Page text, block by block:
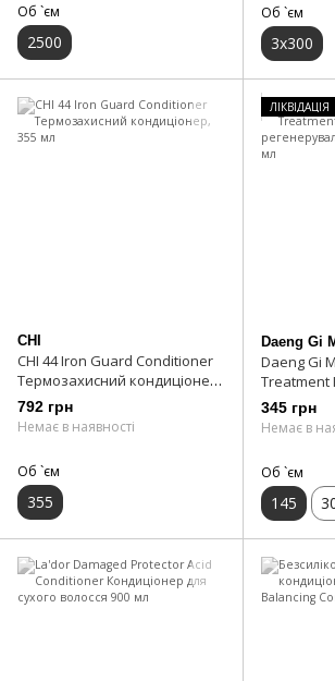
Об `єм
2500
Об `єм
3x300
CHI
CHI 44 Iron Guard Conditioner
Термозахисний кондиціонер,
355 мл
792 грн
Немає в наявності
Об `єм
355
ЛІКВІДАЦІЯ
Daeng Gi
Daeng Gi
Treatment
345 грн
Немає в
Об `єм
145